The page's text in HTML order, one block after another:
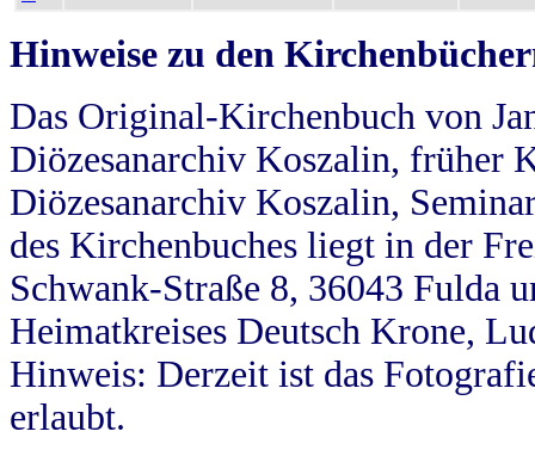
Hinweise zu den
Das Original-Kirchenbuch von
Diözesanarchiv Koszalin, früher
Diözesanarchiv Koszalin,
des Kirchenbuches liegt in der
Schwank-Straße 8, 36043 Fulda
Heimatkreises Deutsch Krone,
Hinweis: Derzeit ist das
erlaubt.